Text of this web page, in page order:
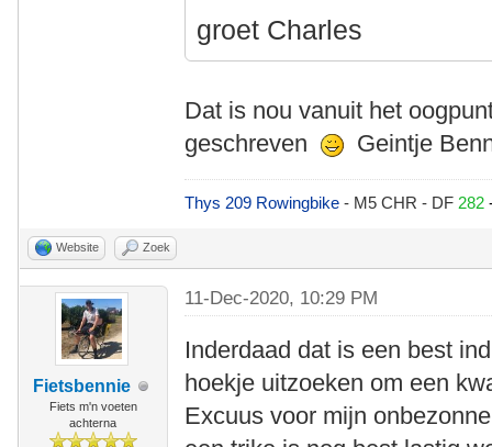
groet Charles
Dat is nou vanuit het
geschreven
Geintje
Thys 209 Rowingbike- M5 CHR - DF 282
Website Zoek
Fietsbennie
Fiets m'n voeten
achterna
11-Dec-2020, 10:29 PM
Inderdaad dat is een best
hoekje uitzoeken om een
Excuus voor mijn